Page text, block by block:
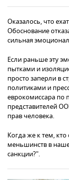
Оказалось, что
Обоснование
сильная
Если раньше эту
пытками и
просто заперли в
политиками и
еврокомиссара по
представителей
прав человека.
Когда же к тем,
меньшинств в
санкции?".